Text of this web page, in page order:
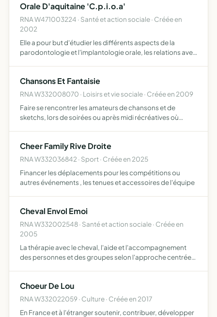
Orale D'aquitaine 'C.p.i.o.a'
RNA W471003224 · Santé et action sociale · Créée en
2002
Elle a pour but d'étudier les différents aspects de la
parodontologie et l'implantologie orale, les relations avec
Chansons Et Fantaisie
RNA W332008070 · Loisirs et vie sociale · Créée en 2009
Faire se rencontrer les amateurs de chansons et de
sketchs, lors de soirées ou après midi récréatives où
Cheer Family Rive Droite
RNA W332036842 · Sport · Créée en 2025
Financer les déplacements pour les compétitions ou
autres événements , les tenues et accessoires de l'équipe
Cheval Envol Emoi
RNA W332002548 · Santé et action sociale · Créée en
2005
La thérapie avec le cheval, l'aide et l'accompagnement
des personnes et des groupes selon l'approche centrée
Choeur De Lou
RNA W332022059 · Culture · Créée en 2017
En France et à l'étranger soutenir, contribuer, développer